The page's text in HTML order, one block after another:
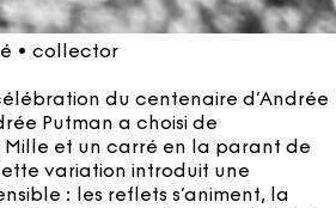
• collector
du centenaire d’Andrée
Putman a choisi de
et un carré en la parant de
variation introduit une
: les reflets s’animent, la